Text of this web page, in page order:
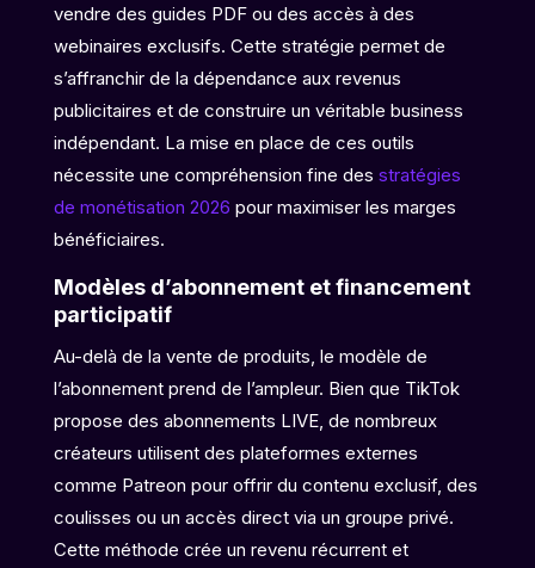
vendre des guides PDF ou des accès à des
webinaires exclusifs. Cette stratégie permet de
s’affranchir de la dépendance aux revenus
publicitaires et de construire un véritable business
indépendant. La mise en place de ces outils
nécessite une compréhension fine des stratégies
de monétisation 2026 pour maximiser les marges
bénéficiaires.
Modèles d’abonnement et financement
participatif
Au-delà de la vente de produits, le modèle de
l’abonnement prend de l’ampleur. Bien que TikTok
propose des abonnements LIVE, de nombreux
créateurs utilisent des plateformes externes
comme Patreon pour offrir du contenu exclusif, des
coulisses ou un accès direct via un groupe privé.
Cette méthode crée un revenu récurrent et